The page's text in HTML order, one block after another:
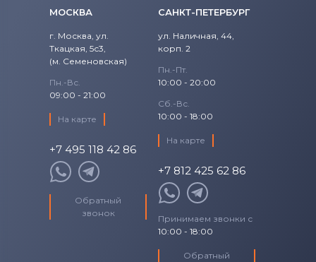
МОСКВА
г. Москва, ул.
Ткацкая, 5с3,
(м. Семеновская)
Пн.-Вс.
09:00 - 21:00
На карте
+7 495 118 42 86
Обратный
звонок
САНКТ-ПЕТЕРБУРГ
ул. Наличная, 44,
корп. 2
Пн.-Пт.
10:00 - 20:00
Сб.-Вс.
10:00 - 18:00
На карте
+7 812 425 62 86
Принимаем звонки с
10:00 - 18:00
Обратный